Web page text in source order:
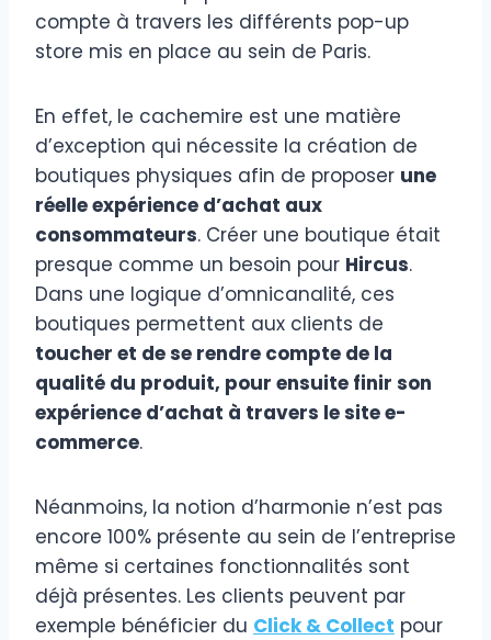
compte à travers les différents pop-up
store mis en place au sein de Paris.
En effet, le cachemire est une matière
d’exception qui nécessite la création de
boutiques physiques afin de proposer une
réelle expérience d’achat aux
consommateurs. Créer une boutique était
presque comme un besoin pour Hircus.
Dans une logique d’omnicanalité, ces
boutiques permettent aux clients de
toucher et de se rendre compte de la
qualité du produit, pour ensuite finir son
expérience d’achat à travers le site e-
commerce.
Néanmoins, la notion d’harmonie n’est pas
encore 100% présente au sein de l’entreprise
même si certaines fonctionnalités sont
déjà présentes. Les clients peuvent par
exemple bénéficier du Click & Collect pour